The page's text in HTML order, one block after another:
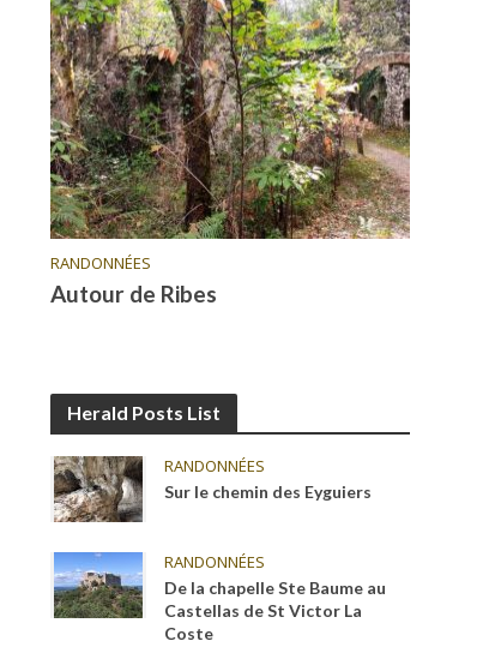
RANDONNÉES
Autour de Ribes
Herald Posts List
RANDONNÉES
Sur le chemin des Eyguiers
RANDONNÉES
De la chapelle Ste Baume au
Castellas de St Victor La
Coste